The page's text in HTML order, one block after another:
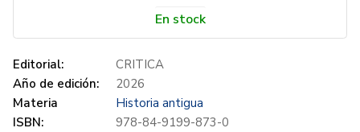
En stock
Editorial:
CRITICA
Año de edición:
2026
Materia
Historia antigua
ISBN:
978-84-9199-873-0